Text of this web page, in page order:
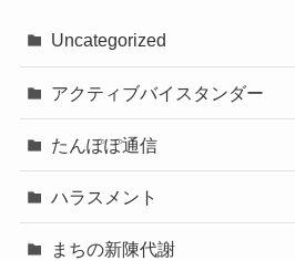
Uncategorized
アクティブバイスタンダー
たんぽぽ通信
ハラスメント
まちの新陳代謝